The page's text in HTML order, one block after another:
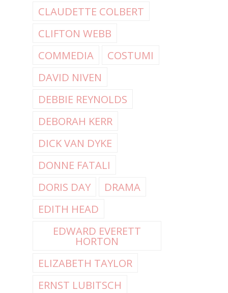
CLAUDETTE COLBERT
CLIFTON WEBB
COMMEDIA
COSTUMI
DAVID NIVEN
DEBBIE REYNOLDS
DEBORAH KERR
DICK VAN DYKE
DONNE FATALI
DORIS DAY
DRAMA
EDITH HEAD
EDWARD EVERETT
HORTON
ELIZABETH TAYLOR
ERNST LUBITSCH